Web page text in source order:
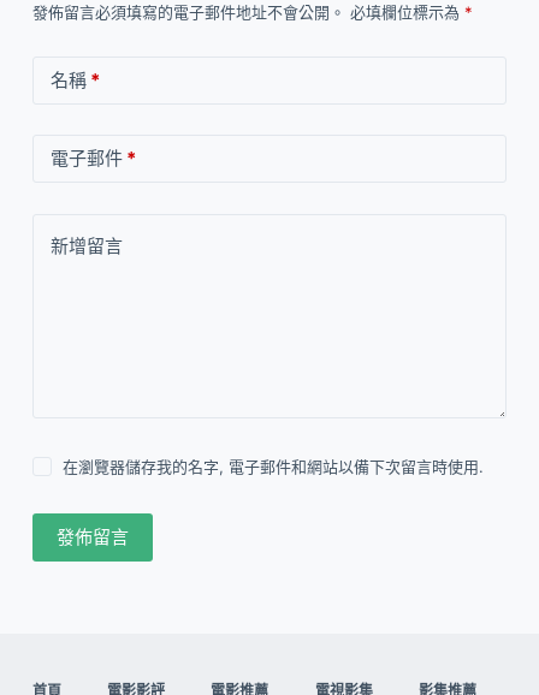
發佈留言必須填寫的電子郵件地址不會公開。 必填欄位標示為 *
名稱*
電子郵件*
新增留言
在瀏覽器儲存我的名字, 電子郵件和網站以備下次留言時使用.
發佈留言
首頁 電影影評 電影推薦 電視影集 影集推薦